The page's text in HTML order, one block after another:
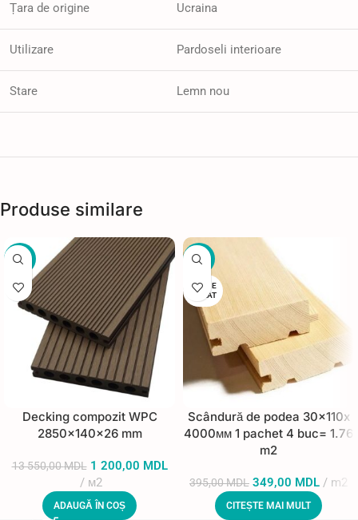
Țara de origine Ucraina
Utilizare Pardoseli interioare
Stare Lemn nou
Produse similare
-91%
Decking compozit WPC
2850x140x26 mm
13 550,00MDL 1 200,00 MDL
м2
ADAUGĂ ÎN COȘ
-12%
STOC E
PUIZAT
Scândură de podea 30x110x
4000мм 1 pachet 4 buc= 1.76
m2
395,00MDL 349,00 MDL m2
CITEȘTE MAI MULT